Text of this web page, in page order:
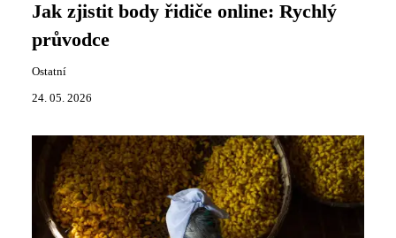
Jak zjistit body řidiče online: Rychlý
průvodce
Ostatní
24. 05. 2026